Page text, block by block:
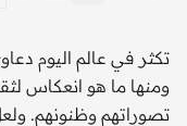
تكثر في عالم اليوم
ومنها ما هو انعكاس
تصوراتهم وظنونهم.